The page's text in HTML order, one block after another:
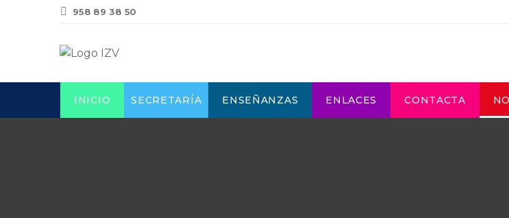
958 89 38 50
INICIO SECRETARÍA ENSEÑANZAS ENLACES CONTACTA